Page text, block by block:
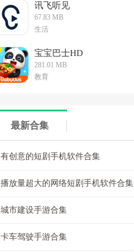
讯飞听见
67.83 MB
生活
宝宝巴士HD
281.01 MB
教育
最新合集
有创意的短剧手机软件合集
播放量超大的网络短剧手机软件合集
城市建设手游合集
卡车驾驶手游合集